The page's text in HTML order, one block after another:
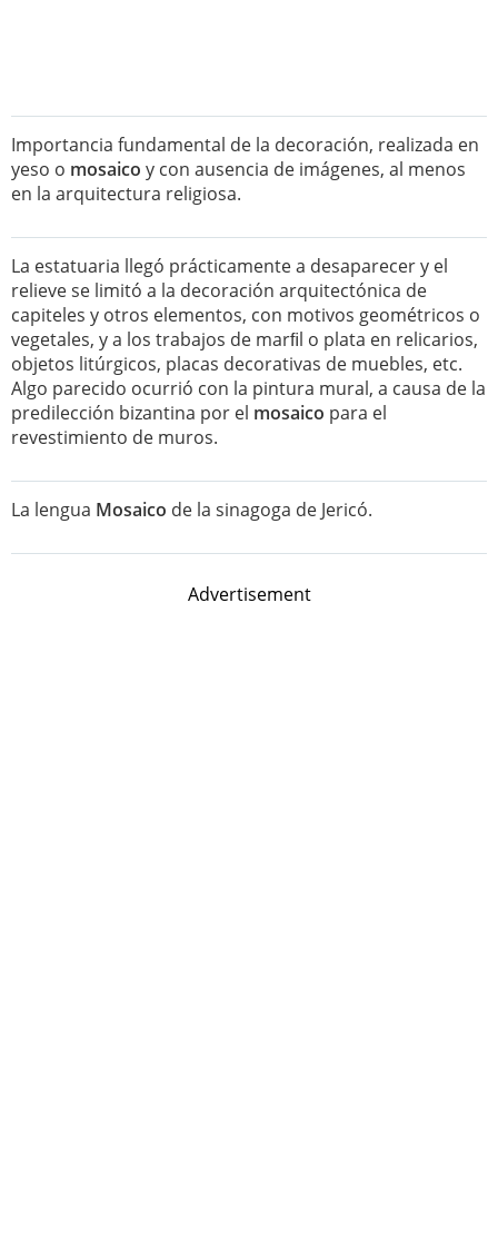
Importancia fundamental de la decoración, realizada en
yeso o mosaico y con ausencia de imágenes, al menos
en la arquitectura religiosa.
La estatuaria llegó prácticamente a desaparecer y el
relieve se limitó a la decoración arquitectónica de
capiteles y otros elementos, con motivos geométricos o
vegetales, y a los trabajos de marﬁl o plata en relicarios,
objetos litúrgicos, placas decorativas de muebles, etc.
Algo parecido ocurrió con la pintura mural, a causa de la
predilección bizantina por el mosaico para el
revestimiento de muros.
La lengua Mosaico de la sinagoga de Jericó.
Advertisement